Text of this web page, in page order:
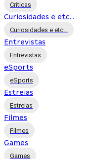
Críticas
Curiosidades e etc...
Curiosidades e etc...
Entrevistas
Entrevistas
eSports
eSports
Estreias
Estreias
Filmes
Filmes
Games
Games